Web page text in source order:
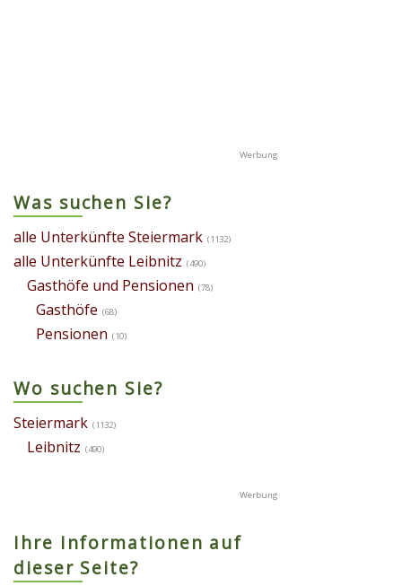
Was suchen Sie?
alle Unterkünfte Steiermark (1132)
alle Unterkünfte Leibnitz (490)
Gasthöfe und Pensionen (78)
Gasthöfe (68)
Pensionen (10)
Wo suchen Sie?
Steiermark (1132)
Leibnitz (490)
Ihre Informationen auf
dieser Seite?